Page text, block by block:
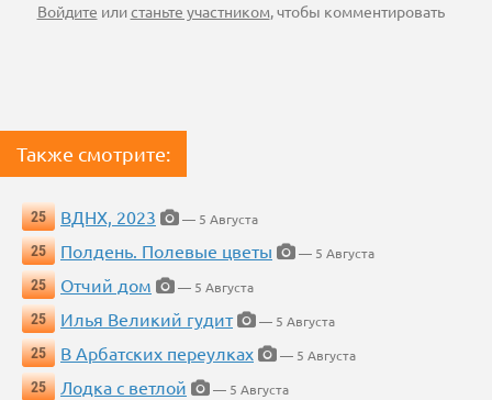
Войдите илистаньте участником, чтобы комментировать
Также смотрите:
25 ВДНХ, 2023
— 5 Августа
25
Полдень. Полевые цветы
— 5 Августа
25
Отчий дом
— 5 Августа
25
Илья Великий гудит
— 5 Августа
25
В Арбатских переулках
— 5 Августа
25
Лодка с ветлой
— 5 Августа